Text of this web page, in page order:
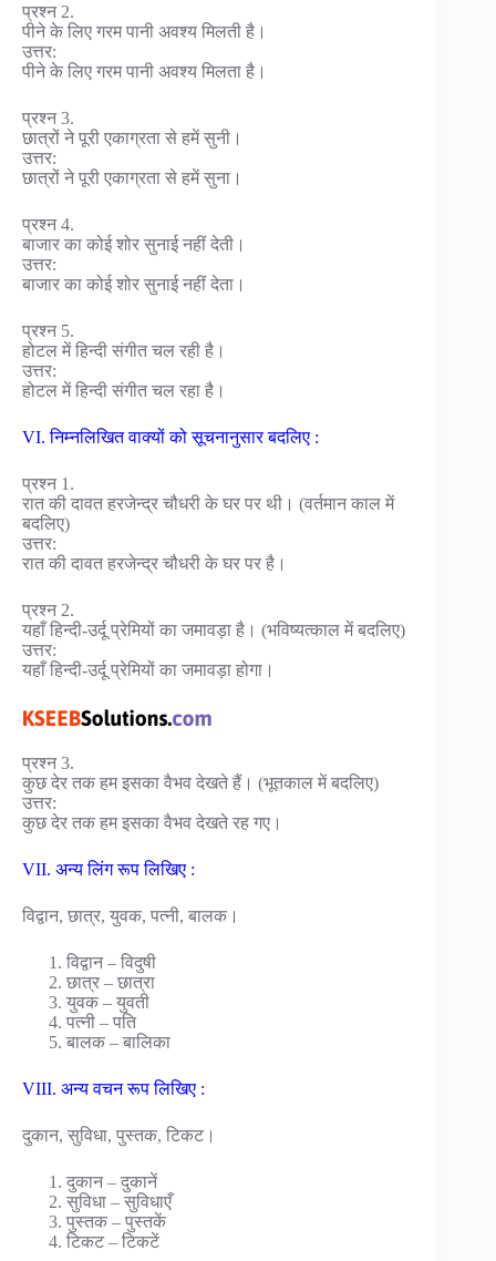
प्रश्न 2.
पीने के लिए गरम पानी अवश्य मिलती है।
उत्तर:
पीने के लिए गरम पानी अवश्य मिलता है।
प्रश्न 3.
छात्रों ने पूरी एकाग्रता से हमें सुनी।
उत्तर:
छात्रों ने पूरी एकाग्रता से हमें सुना।
प्रश्न 4.
बाजार का कोई शोर सुनाई नहीं देती।
उत्तर:
बाजार का कोई शोर सुनाई नहीं देता।
प्रश्न 5.
होटल में हिन्दी संगीत चल रही है।
उत्तर:
होटल में हिन्दी संगीत चल रहा है।
VI. निम्नलिखित वाक्यों को सूचनानुसार बदलिए :
प्रश्न 1.
रात की दावत हरजेन्द्र चौधरी के घर पर थी। (वर्तमान काल में
बदलिए)
उत्तर:
रात की दावत हरजेन्द्र चौधरी के घर पर है।
प्रश्न 2.
यहाँ हिन्दी-उर्दू प्रेमियों का जमावड़ा है। (भविष्यत्काल में बदलिए)
उत्तर:
यहाँ हिन्दी-उर्दू प्रेमियों का जमावड़ा होगा।
प्रश्न 3.
कुछ देर तक हम इसका वैभव देखते हैं। (भूतकाल में बदलिए)
उत्तर:
कुछ देर तक हम इसका वैभव देखते रह गए।
VII. अन्य लिंग रूप लिखिए :
विद्वान, छात्र, युवक, पत्नी, बालक।
विद्वान – विदुषी
छात्र – छात्रा
युवक – युवती
पत्नी – पति
बालक – बालिका
VIII. अन्य वचन रूप लिखिए :
दुकान, सुविधा, पुस्तक, टिकट।
दुकान – दुकानें
सुविधा – सुविधाएँ
पुस्तक – पुस्तकें
टिकट – टिकटें